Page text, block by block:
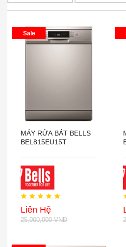
Sale
MÁY RỬA BÁT BELLS
BEL815EU15T
Liên Hệ
25,000,000 VNĐ